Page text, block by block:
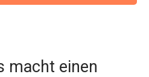
macht einen